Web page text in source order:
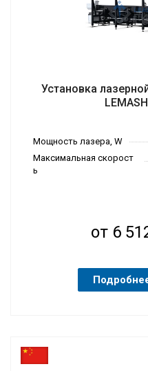
Установка
Мощность лазера, W
Максимальная скорост
ь
от 6